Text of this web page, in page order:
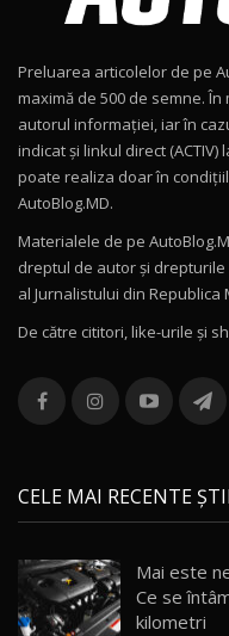
15:22
Drive
16:27
11
Noul
12
Noul
16:48
13
36:08
chinez
/17:27
15 14:37
Preluarea articolelor de pe
maximă de 500 de semne.
autorul informației, iar în
indicat și linkul direct
poate realiza doar în
AutoBlog.MD.
Materialele de pe
dreptul de autor și
al Jurnalistului din Republica
De către cititori, like-urile şi
CELE MAI RECENTE
Mai este
Ce se
kilometri